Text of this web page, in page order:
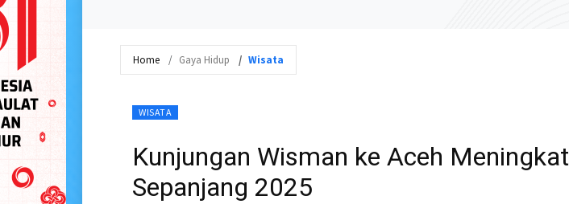
Home Gaya Hidup Wisata
WISATA
Kunjungan Wisman ke Aceh Meningkat
Sepanjang 2025